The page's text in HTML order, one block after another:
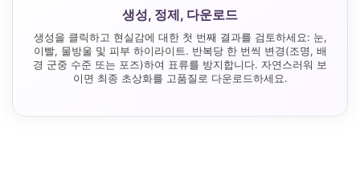
생성, 정제, 다운로드
생성을 클릭하고 현실감에 대한 첫 번째 결과를 검토하세요: 눈,
이빨, 물방울 및 피부 하이라이트. 반복당 한 번씩 변경(조명, 배
경 군중 수준 또는 포즈)하여 표류를 방지합니다. 자연스러워 보
이면 최종 초상화를 고품질로 다운로드하세요.